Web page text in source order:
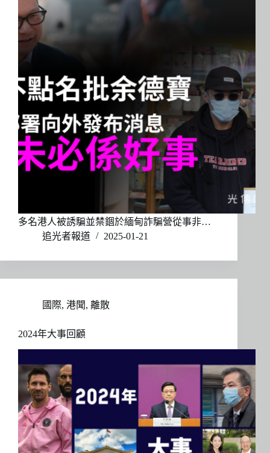
多名港人被誘騙並禁錮於緬甸詐騙營從事非…
追光者報道
2025-01-21
國際, 港聞, 離散
2024年大事回顧